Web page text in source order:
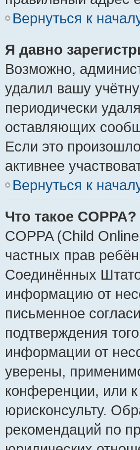
Вернуться к
Я давно
Возможно,
удалил вашу
периодически
оставляющих
Если это
активнее
Вернуться к
Что такое COPPA?
COPPA (Child
частных прав
Соединённых
информацию от
письменное
подтверждения
информации от
уверены,
конференции, или
юрисконсульту.
рекомендаций по